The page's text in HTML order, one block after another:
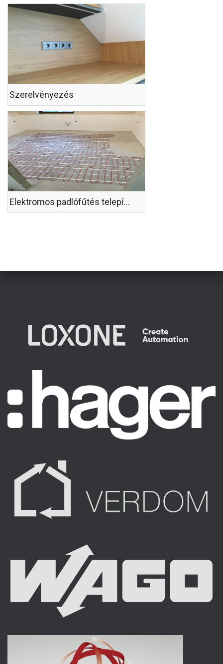
Szerelvényezés
Elektromos padlófűtés telepítése